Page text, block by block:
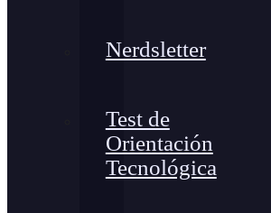
Nerdsletter
Test de
Orientación
Tecnológica